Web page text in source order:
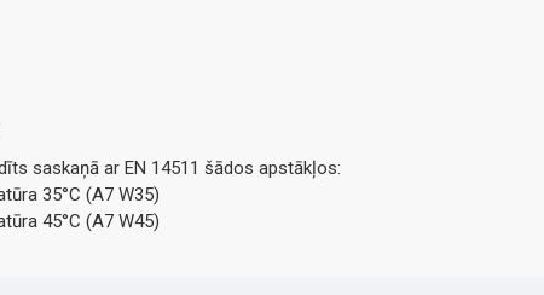
saskaņā ar EN 14511 šādos apstākļos:
35°C (A7 W35)
45°C (A7 W45)